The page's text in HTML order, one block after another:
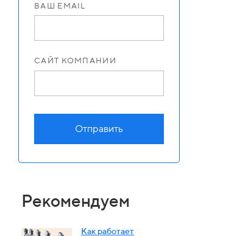
ВАШ EMAIL
САЙТ КОМПАНИИ
Отправить
Рекомендуем
Как работает